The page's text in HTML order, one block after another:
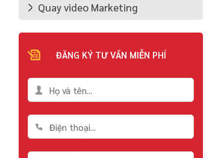
Quay video Marketing
ĐĂNG KÝ TƯ VẤN MIỄN PHÍ